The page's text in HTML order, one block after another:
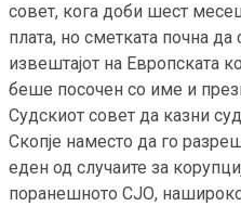
совет, кога доби шест
плата, но сметката почна
извештајот на Европската
беше посочен со име и
Судскиот совет да казни
Скопје наместо да го
еден од случаите за
поранешното СЈО,